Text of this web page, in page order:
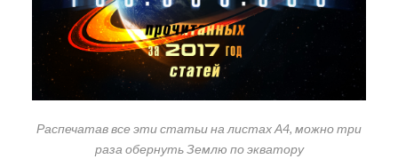
Распечатав все эти статьи на листах А4, можно три
раза обернуть Землю по экватору